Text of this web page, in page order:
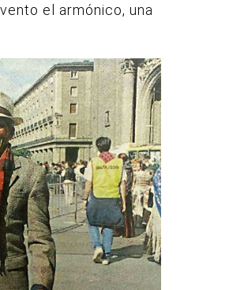
el armónico, una